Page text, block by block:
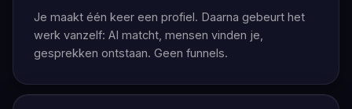
Je maakt één keer een profiel. Daarna gebeurt het
werk vanzelf: AI matcht, mensen vinden je,
gesprekken ontstaan. Geen funnels.